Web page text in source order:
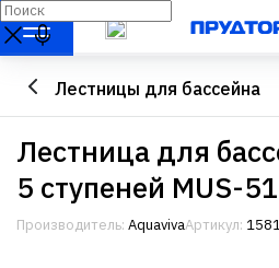
Лестницы для бассейна
Лестница для
5 ступеней MUS-
Производитель: AquavivaАртикул: